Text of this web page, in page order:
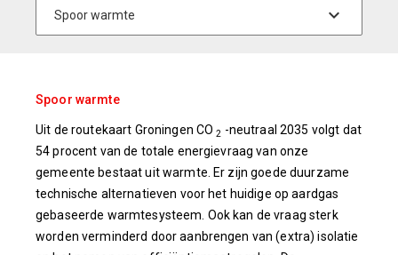
Spoor warmte
Uit de routekaart Groningen CO 2 -neutraal 2035 volgt dat
54 procent van de totale energievraag van onze
gemeente bestaat uit warmte. Er zijn goede duurzame
technische alternatieven voor het huidige op aardgas
gebaseerde warmtesysteem. Ook kan de vraag sterk
worden verminderd door aanbrengen van (extra) isolatie